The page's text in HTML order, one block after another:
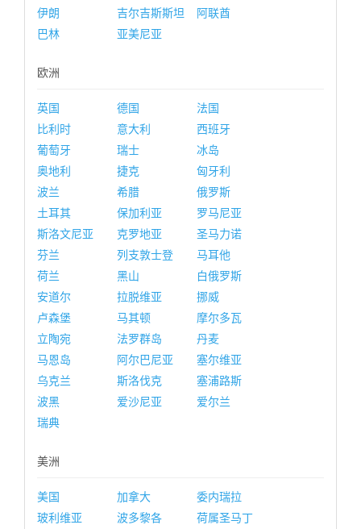
伊朗
吉尔吉斯斯坦
阿联酋
巴林
亚美尼亚
欧洲
英国 德国
法国
比利时
意大利
西班牙
葡萄牙
瑞士
冰岛
奥地利
捷克
匈牙利
波兰
希腊
俄罗斯
土耳其
保加利亚
罗马尼亚
斯洛文尼亚
克罗地亚
圣马力诺
芬兰
列支敦士登
马耳他
荷兰
黑山
白俄罗斯
安道尔
拉脱维亚
挪威
卢森堡
马其顿
摩尔多瓦
立陶宛
法罗群岛
丹麦
马恩岛
阿尔巴尼亚
塞尔维亚
乌克兰
斯洛伐克
塞浦路斯
波黑
爱沙尼亚
爱尔兰
瑞典
美洲
美国 加拿大
委内瑞拉
玻利维亚
波多黎各
荷属圣马丁